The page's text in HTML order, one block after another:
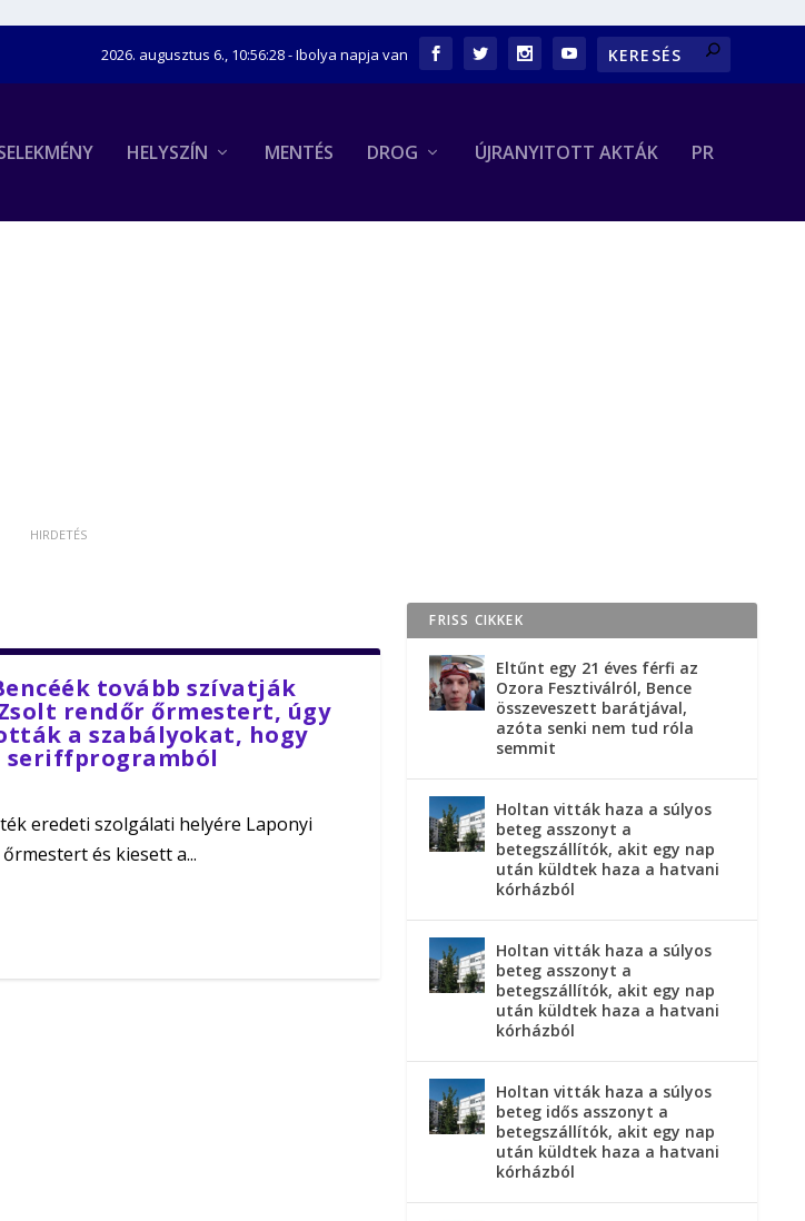
2026. augusztus 6., 10:56:29- Ibolya napja van
HELYSZÍN MENTÉS DROG ÚJRANYITOTT AKTÁK PR
tovább szívatják
rendőr őrmestert, úgy
a szabályokat, hogy
seriffprogramból
eredeti szolgálati helyére Laponyi
és kiesett a...
FRISS CIKKEK
Eltűnt egy 21 éves férfi az
Ozora Fesztiválról, Bence
összeveszett barátjával,
azóta senki nem tud róla
semmit
Holtan vitták haza a súlyos
beteg asszonyt a
betegszállítók, akit egy nap
után küldtek haza a hatvani
kórházból
Holtan vitták haza a súlyos
beteg asszonyt a
betegszállítók, akit egy nap
után küldtek haza a hatvani
kórházból
Holtan vitták haza a súlyos
beteg idős asszonyt a
betegszállítók, akit egy nap
után küldtek haza a hatvani
kórházból